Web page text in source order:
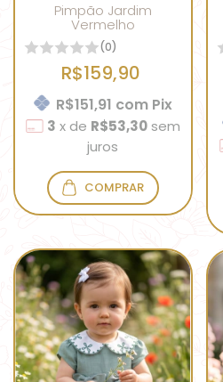
Pimpão Jardim
Vermelho
(0)
R$159,90
R$151,91 com Pix
3 x de R$53,30 sem
juros
COMPRAR